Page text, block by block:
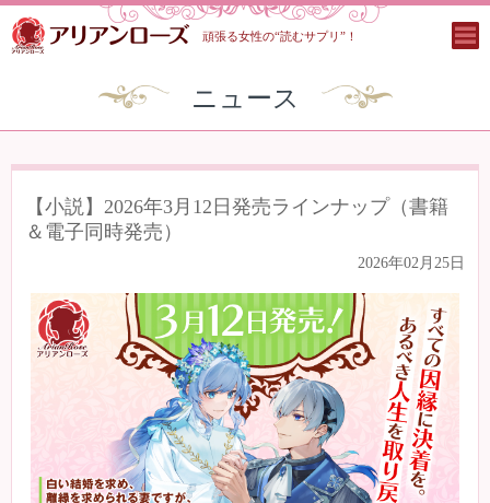
頑張る女性の“読むサプリ”！
ニュース
【小説】2026年3月12日発売ラインナップ（書籍
＆電子同時発売）
2026年02月25日